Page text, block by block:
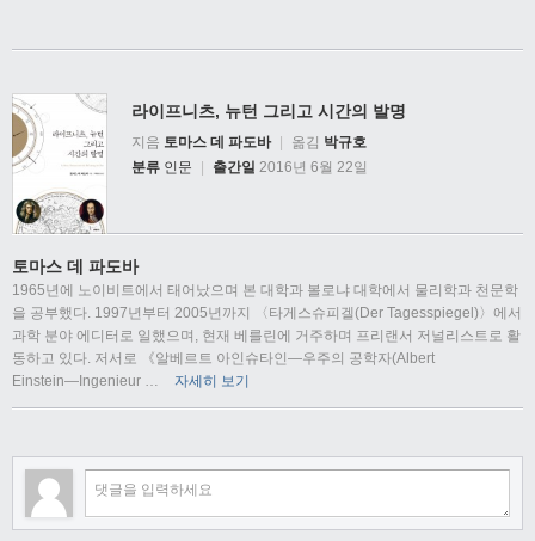
라이프니츠, 뉴턴 그리고 시간의 발명
지음 토마스 데 파도바 옮김 박규호
분류 인문 출간일 2016년 6월 22일
토마스 데 파도바
1965년에 노이비트에서 태어났으며 본 대학과 볼로냐 대학에서 물리학과 천문학
을 공부했다. 1997년부터 2005년까지 〈타게스슈피겔(Der Tagesspiegel)〉에서
과학 분야 에디터로 일했으며, 현재 베를린에 거주하며 프리랜서 저널리스트로 활
동하고 있다. 저서로 《알베르트 아인슈타인―우주의 공학자(Albert
Einstein―Ingenieur … 자세히 보기